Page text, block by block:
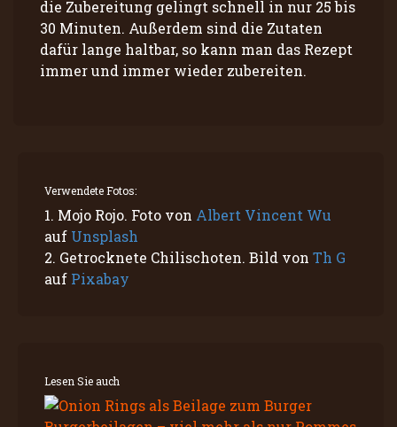
die Zubereitung gelingt schnell in nur 25 bis
30 Minuten. Außerdem sind die Zutaten
dafür lange haltbar, so kann man das Rezept
immer und immer wieder zubereiten.
Verwendete Fotos:
1. Mojo Rojo. Foto von Albert Vincent Wu
auf Unsplash
2. Getrocknete Chilischoten. Bild von Th G
auf Pixabay
Lesen Sie auch